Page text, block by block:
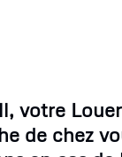
votre
de chez